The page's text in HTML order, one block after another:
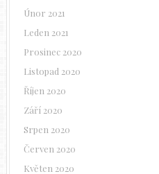
Únor 2021
Leden 2021
Prosinec 2020
Listopad 2020
Říjen 2020
Září 2020
Srpen 2020
Červen 2020
Květen 2020